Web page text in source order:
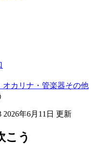
カリナ・管楽器その他
2026年6月11日 更新
こう